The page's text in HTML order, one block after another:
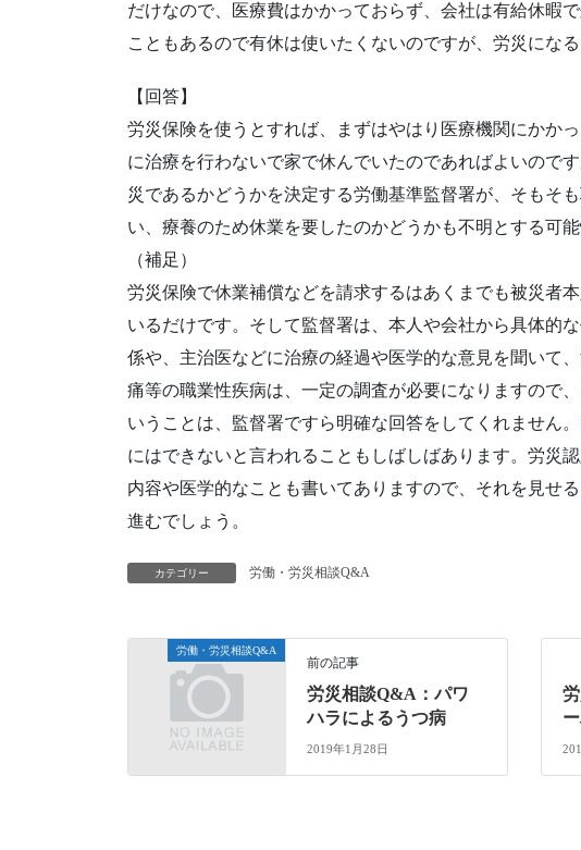
だけなので、医療費はかかっておらず、会社は有給休暇
こともあるので有休は使いたくないのですが、労災になる
【回答】
労災保険を使うとすれば、まずはやはり医療機関にかか
に治療を行わないで家で休んでいたのであればよいので
災であるかどうかを決定する労働基準監督署が、そもそ
い、療養のため休業を要したのかどうかも不明とする可能
（補足）
労災保険で休業補償などを請求するはあくまでも被災者
いるだけです。そして監督署は、本人や会社から具体的
係や、主治医などに治療の経過や医学的な意見を聞いて
痛等の職業性疾病は、一定の調査が必要になりますので
いうことは、監督署ですら明確な回答をしてくれません
にはできないと言われることもしばしばあります。労災
内容や医学的なことも書いてありますので、それを見せ
進むでしょう。
カテゴリー 労働・労災相談Q&A
労働・労災相談Q&A
前の記事
労災相談Q&A：パワ
ハラによるうつ病
2019年1月28日